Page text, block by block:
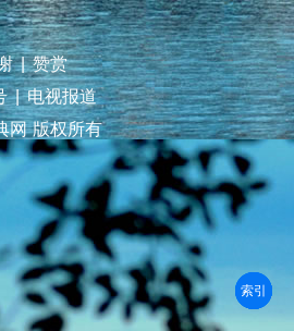
| 赞赏
| 电视报道
网 版权所有
部首
笔划
拼音
潮拼